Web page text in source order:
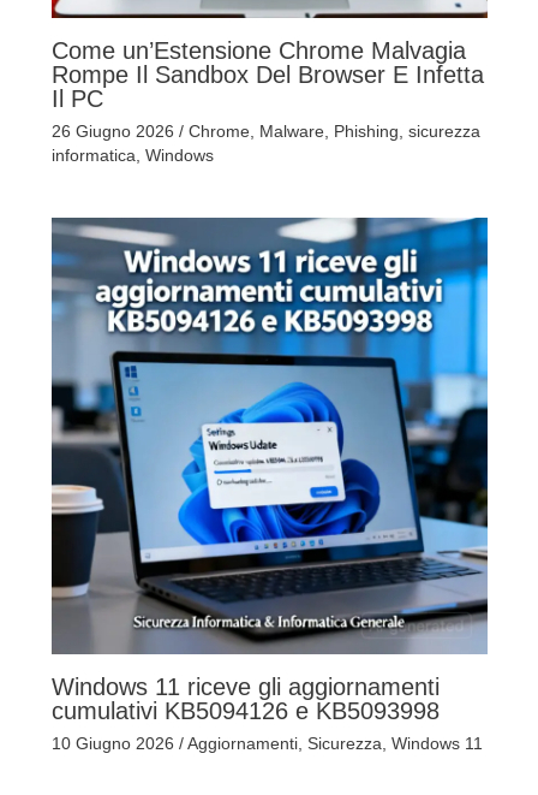
Come un’Estensione Chrome Malvagia
Rompe Il Sandbox Del Browser E Infetta
Il PC
26 Giugno 2026 / Chrome, Malware, Phishing sicurezza
informatica Windows
Windows 11 riceve gli aggiornamenti
cumulativi KB5094126 e KB5093998
10 Giugno 2026 /Aggiornamenti, Sicurezza Windows 11